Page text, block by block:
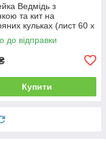
Ведмідь з
та кит на
кульках (лист 60 х
Б146-22 ZDB-2515
до відправки
Купити